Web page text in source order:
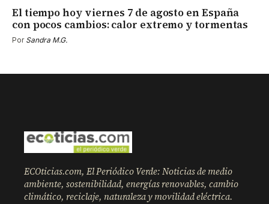
El tiempo hoy viernes 7 de agosto en España
con pocos cambios: calor extremo y tormentas
Por Sandra M.G.
ECOticias.com, El Periódico Verde: Noticias de medio
ambiente, sostenibilidad, energías renovables, cambio
climático, reciclaje, naturaleza y movilidad eléctrica.